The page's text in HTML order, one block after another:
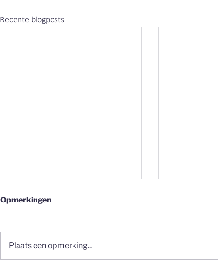
Recente blogposts
Opmerkingen
Plaats een opmerking...